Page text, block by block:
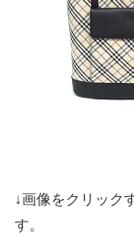
↓画像をクリック
す。